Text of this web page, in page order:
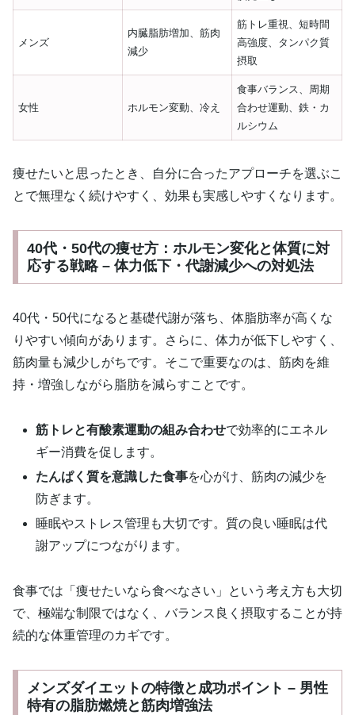
メンズ
内臓脂肪増加、筋肉
減少
筋トレ重視、短時間
高強度、タンパク質
摂取
女性 ホルモン変動、冷え
食事バランス、周期
合わせ運動、鉄・カ
ルシウム
痩せたいと思ったとき、自分に合ったアプローチを選ぶこ
とで無理なく続けやすく、効果も実感しやすくなります。
40代・50代の痩せ方：ホルモン変化と体質に対
応する戦略 – 体力低下・代謝減少への対処法
40代・50代になると基礎代謝が落ち、体脂肪率が高くな
りやすい傾向があります。さらに、体力が低下しやすく、
筋肉量も減少しがちです。そこで重要なのは、筋肉を維
持・増強しながら脂肪を減らすことです。
筋トレと有酸素運動の組み合わせで効率的にエネル
ギー消費を促します。
たんぱく質を意識した食事を心がけ、筋肉の減少を
防ぎます。
睡眠やストレス管理も大切です。質の良い睡眠は代
謝アップにつながります。
食事では「痩せたいなら食べなさい」という考え方も大切
で、極端な制限ではなく、バランス良く摂取することが持
続的な体重管理のカギです。
メンズダイエットの特徴と成功ポイント – 男性
特有の脂肪燃焼と筋肉増強法